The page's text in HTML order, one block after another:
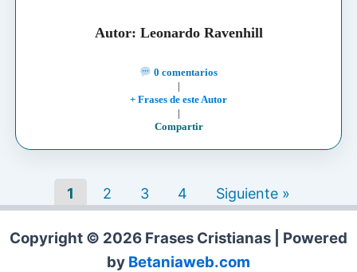
Autor: Leonardo Ravenhill
0 comentarios
|
+ Frases de este Autor
|
Compartir
1 2 3 4 Siguiente »
Copyright © 2026 Frases Cristianas | Powered
by Betaniaweb.com